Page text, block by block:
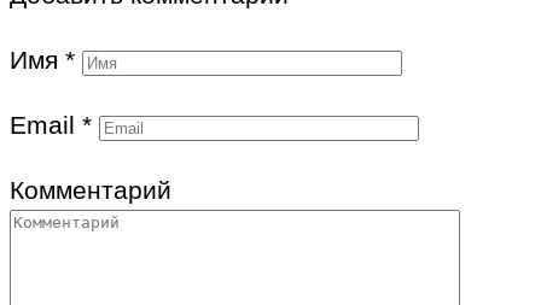
Имя *
Email *
Комментарий